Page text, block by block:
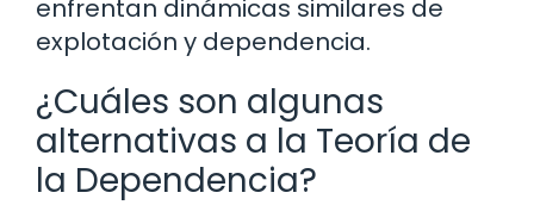
enfrentan dinámicas similares de
explotación y dependencia.
¿Cuáles son algunas
alternativas a la Teoría de
la Dependencia?